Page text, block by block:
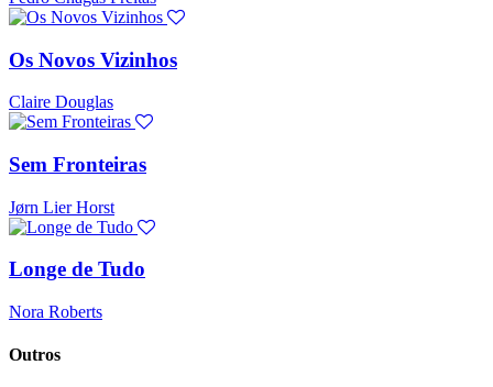
Os Novos Vizinhos
Claire Douglas
Sem Fronteiras
Jørn Lier Horst
Longe de Tudo
Nora Roberts
Outros